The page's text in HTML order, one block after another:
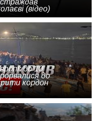
(відео)
до 10
до
кордон